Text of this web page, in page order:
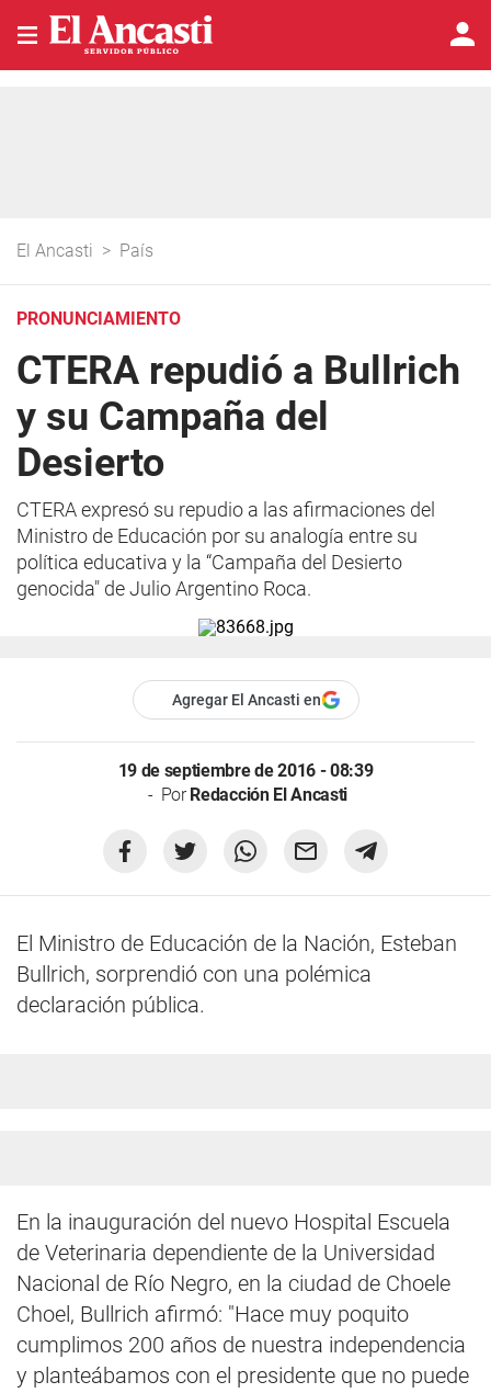
El Ancasti > País
PRONUNCIAMIENTO
CTERA repudió a Bullrich
y su Campaña del
Desierto
CTERA expresó su repudio a las afirmaciones del
Ministro de Educación por su analogía entre su
política educativa y la “Campaña del Desierto
genocida" de Julio Argentino Roca.
Agregar El Ancasti en
19 de septiembre de 2016 - 08:39
PorRedacción El Ancasti
El Ministro de Educación de la Nación, Esteban
Bullrich, sorprendió con una polémica
declaración pública.
En la inauguración del nuevo Hospital Escuela
de Veterinaria dependiente de la Universidad
Nacional de Río Negro, en la ciudad de Choele
Choel, Bullrich afirmó: "Hace muy poquito
cumplimos 200 años de nuestra independencia
y planteábamos con el presidente que no puede